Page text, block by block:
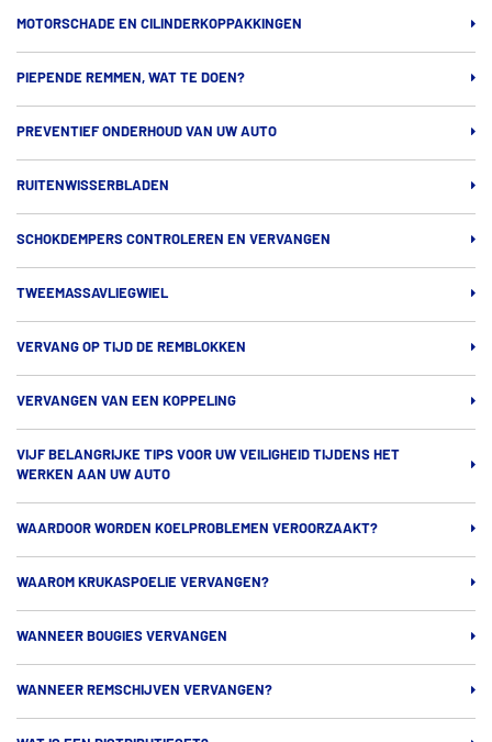
MOTORSCHADE EN CILINDERKOPPAKKINGEN
PIEPENDE REMMEN, WAT TE DOEN?
PREVENTIEF ONDERHOUD VAN UW AUTO
RUITENWISSERBLADEN
SCHOKDEMPERS CONTROLEREN EN VERVANGEN
TWEEMASSAVLIEGWIEL
VERVANG OP TIJD DE REMBLOKKEN
VERVANGEN VAN EEN KOPPELING
VIJF BELANGRIJKE TIPS VOOR UW VEILIGHEID TIJDENS HET
WERKEN AAN UW AUTO
WAARDOOR WORDEN KOELPROBLEMEN VEROORZAAKT?
WAAROM KRUKASPOELIE VERVANGEN?
WANNEER BOUGIES VERVANGEN
WANNEER REMSCHIJVEN VERVANGEN?